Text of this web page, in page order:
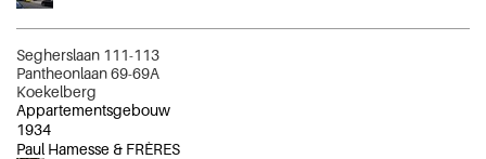
Segherslaan 111-113
Pantheonlaan 69-69A
Koekelberg
Appartementsgebouw
1934
Paul Hamesse & FRÈRES